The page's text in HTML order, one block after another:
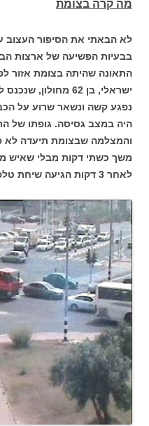
מה קרה בצומת
לא הבאתי את הסיפור העצוב
בבעיות הפשיעה של ארצות
התאונה שהיתה בצומת אזור
ישראלי, בן 62
נפגע קשה ונשאר שרוע על
היה במצב גסיסה. גופתו של
משך כשתי דקות מבלי שאיש
לאחר 3 דקות הגיעה שיחת טלפון ראשונה למד"א.